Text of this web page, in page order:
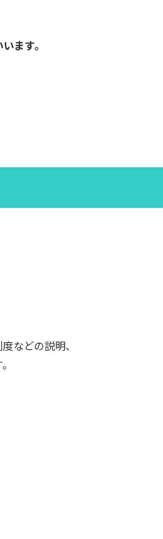
ます。
などの説明、